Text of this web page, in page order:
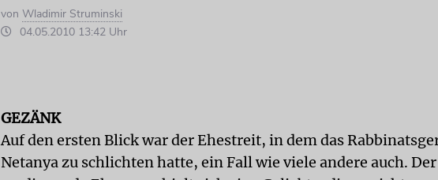
von Wladimir Struminski
04.05.2010 13:42 Uhr
GEZÄNK
Auf den ersten Blick war der Ehestreit, in dem das
Netanya zu schlichten hatte, ein Fall wie viele andere auch.